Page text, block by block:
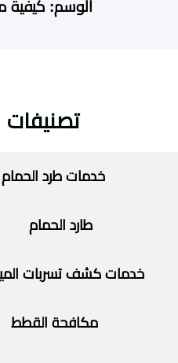
الوسم: كيفية
تصنيفات
خدمات طرد الحمام
طارد الحمام
خدمات كشف تسربات
مكافحة القطط